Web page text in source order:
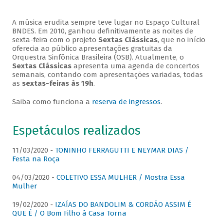
A música erudita sempre teve lugar no Espaço Cultural
BNDES. Em 2010, ganhou definitivamente as noites de
sexta-feira com o projeto Sextas Clássicas, que no início
oferecia ao público apresentações gratuitas da
Orquestra Sinfônica Brasileira (OSB). Atualmente, o
Sextas Clássicasapresenta uma agenda de concertos
semanais, contando com apresentações variadas, todas
as sextas-feiras às 19h.
Saiba como funciona a reserva de ingressos.
Espetáculos realizados
11/03/2020 - TONINHO FERRAGUTTI E NEYMAR DIAS /
Festa na Roça
04/03/2020 - COLETIVO ESSA MULHER / Mostra Essa
Mulher
19/02/2020 - IZAÍAS DO BANDOLIM & CORDÃO ASSIM É
QUE É / O Bom Filho à Casa Torna